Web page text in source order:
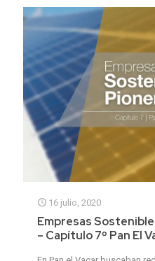
16 julio, 2020
Empresas
– Capítulo 7º Pan El